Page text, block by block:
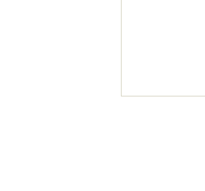
frémissent lorsque, chaque heure à